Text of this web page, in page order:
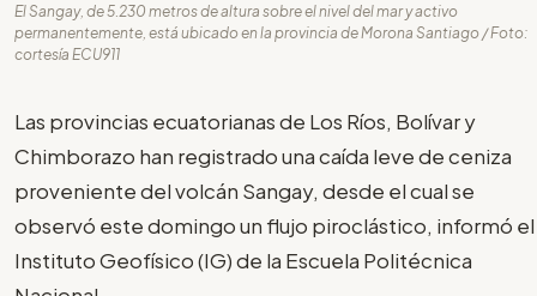
El Sangay, de 5.230 metros de altura sobre el nivel del mar y activo
permanentemente, está ubicado en la provincia de Morona Santiago / Foto:
cortesía ECU911
Las provincias ecuatorianas de Los Ríos, Bolívar y
Chimborazo han registrado una caída leve de ceniza
proveniente del volcán Sangay, desde el cual se
observó este domingo un flujo piroclástico, informó el
Instituto Geofísico (IG) de la Escuela Politécnica